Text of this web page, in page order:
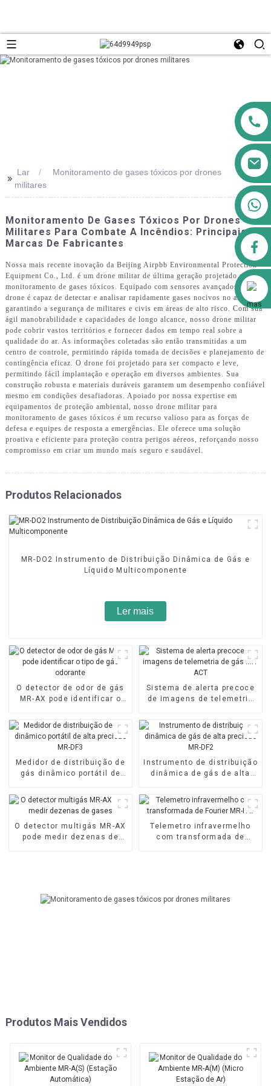
+8613911556761
Alibaba
>> Lar
Monitoramento de gases tóxicos por drones
militares
Monitoramento De Gases Tóxicos Por Drones
Militares Para Combate A Incêndios: Principais
Marcas De Fabricantes
Nossa mais recente inovação da Beijing Airpbb Environmental Protection
Equipment Co., Ltd. é um drone militar de última geração projetado para
monitoramento de gases tóxicos. Equipado com sensores avançados, este
drone é capaz de detectar e analisar rapidamente gases nocivos no ar,
garantindo a segurança de militares e civis em áreas de alto risco. Com sua
ágil manobrabilidade e capacidades de longo alcance, nosso drone militar
pode cobrir vastos territórios e fornecer dados em tempo real sobre a
qualidade do ar. As informações coletadas são então transmitidas a um
centro de controle, permitindo rápida tomada de decisões e planejamento de
contingência eficaz. O drone foi projetado para ser compacto e leve,
permitindo fácil implantação e operação em diversos ambientes. Sua
construção robusta e materiais duráveis ​​garantem um desempenho confiável
mesmo em condições desafiadoras. Apoiado por nossa expertise em
equipamentos de proteção ambiental, nosso drone militar para
monitoramento de gases tóxicos é um recurso valioso para as forças de
defesa e equipes de resposta a emergências. Ele oferece uma solução
proativa e eficiente para proteção contra perigos aéreos, reforçando nosso
compromisso em criar um mundo mais seguro e saudável.
Produtos Relacionados
MR-DO2 Instrumento de Distribuição Dinâmica de Gás e
Líquido Multicomponente
Ler mais
O detector de odor de gás
MR-AX pode identificar o
Sistema de alerta precoce
de imagens de telemetria
Medidor de distribuição de
gás dinâmico portátil de
Instrumento de distribuição
dinâmica de gás de alta
O detector multigás MR-AX
pode medir dezenas de
Telemetro infravermelho
com transformada de
Produtos Mais Vendidos